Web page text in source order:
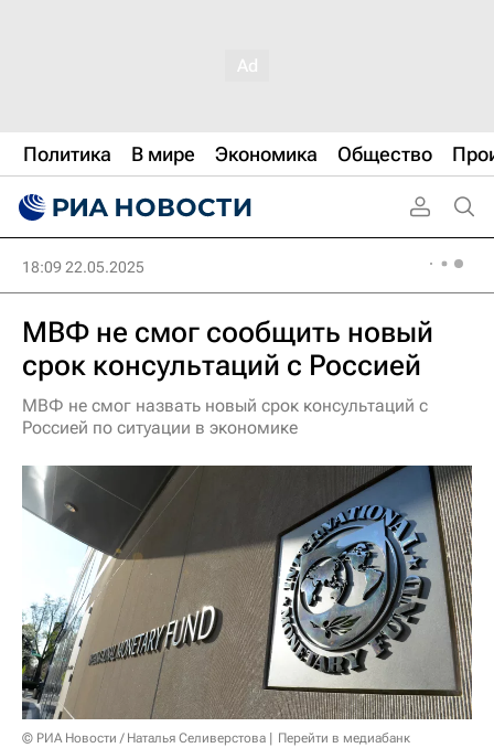
Политика В мире Экономика Общество
18:09 22.05.2025
МВФ не смог сообщить новый
срок консультаций с Россией
МВФ не смог назвать новый срок консультаций с
Россией по ситуации в экономике
© РИА Новости / Наталья Селиверстова
Перейти в медиабанк